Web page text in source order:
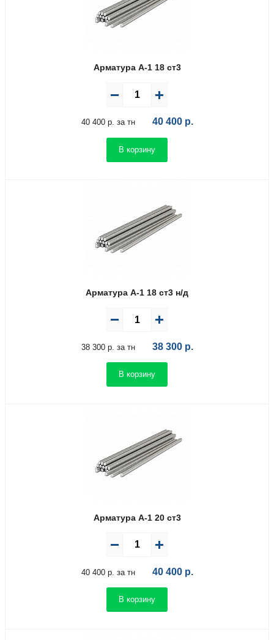
Арматура А-1 18 ст3
40 400 р. за тн 40 400р.
В корзину
Арматура А-1 18 ст3 н/д
38 300 р. за тн 38 300р.
В корзину
Арматура А-1 20 ст3
40 400 р. за тн 40 400р.
В корзину